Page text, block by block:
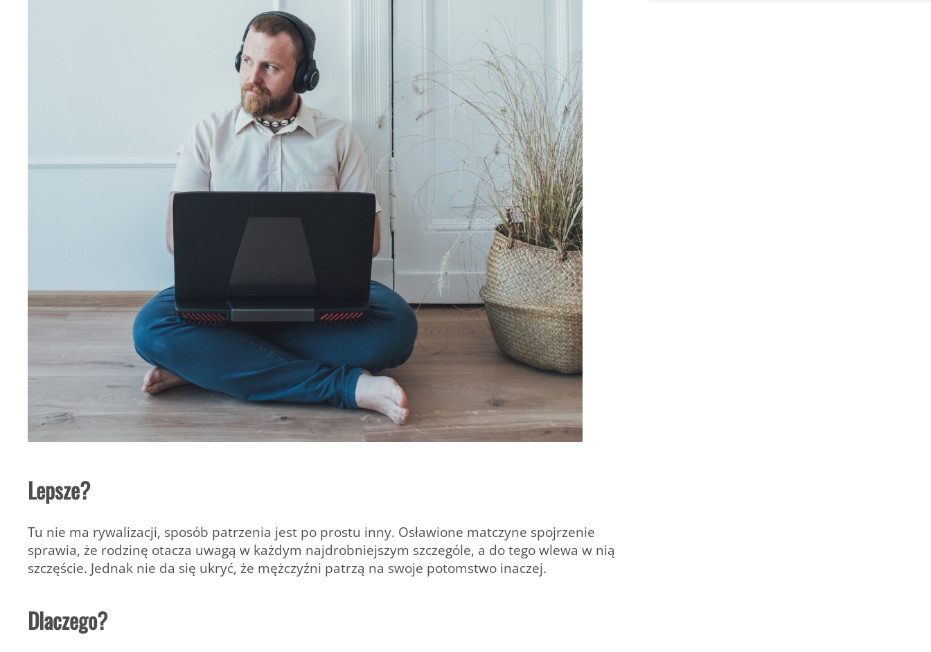
Lepsze?
Tu nie ma rywalizacji, sposób patrzenia jest po prostu inny. Osławione matczyne spojrzenie
sprawia, że rodzinę otacza uwagą w każdym najdrobniejszym szczególe, a do tego wlewa w nią
szczęście. Jednak nie da się ukryć, że mężczyźni patrzą na swoje potomstwo inaczej.
Dlaczego?